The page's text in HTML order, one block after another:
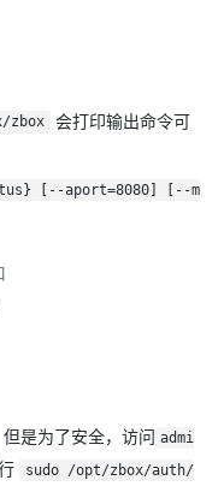
zbox
会打印输出命令可
[--aport=8080] [--m
但是为了安全，访问 admi
sudo /opt/zbox/auth/